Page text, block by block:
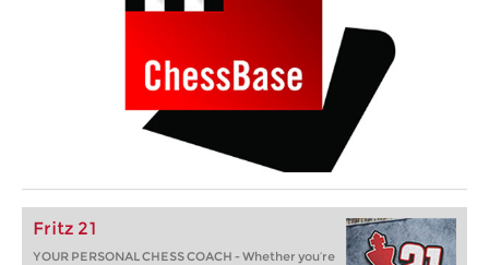
Fritz 21
YOUR PERSONAL CHESS COACH - Whether you’re